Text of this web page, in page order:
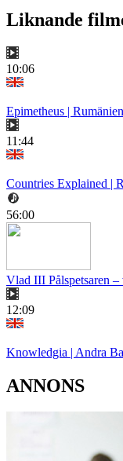
Liknande
10:06
Epimetheus |
11:44
Countries Explained |
56:00
Vlad III Pålspetsaren
12:09
Knowledgia | Andra
ANNONS